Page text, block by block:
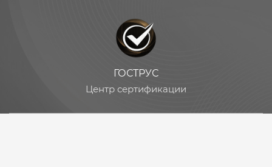
ГОСТРУС
Центр сертификации